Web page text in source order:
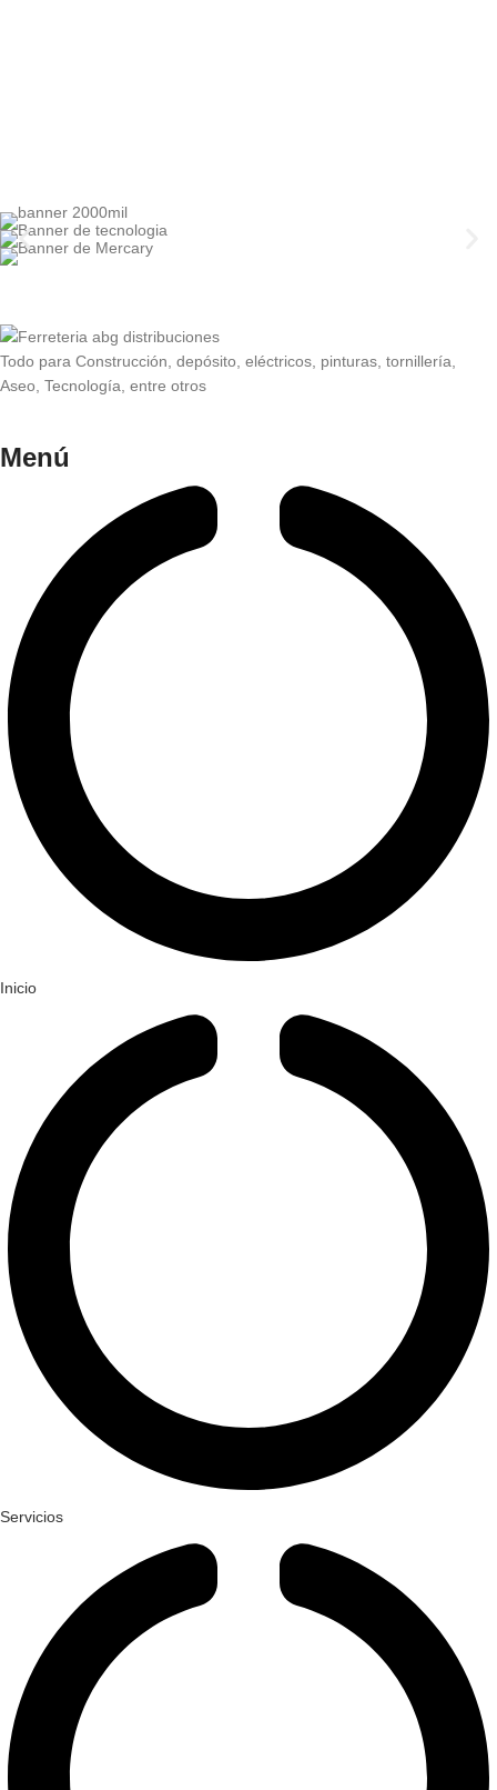
Todo para Construcción, depósito, eléctricos, pinturas, tornillería,
Aseo, Tecnología, entre otros
Menú
Inicio
Servicios